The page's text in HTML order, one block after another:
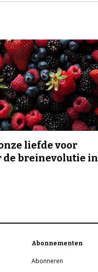
liefde voor
de breinevolutie in
Abonnementen
Abonneren